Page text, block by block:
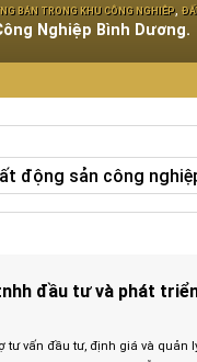
BÁN TRONG KHU CÔNG NGHIÊP,
Nghiệp Bình Dương.
động sản công
đầu tư và phát
tư vấn đầu tư, định giá và quản